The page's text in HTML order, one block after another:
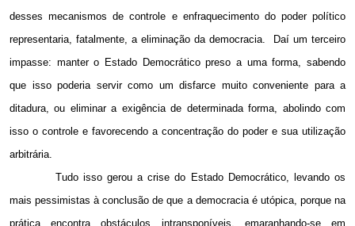
desses mecanismos de controle e enfraquecimento do poder político
representaria, fatalmente, a eliminação da democracia.
Daí um terceiro
impasse: manter o Estado Democrático preso a uma forma, sabendo
que isso poderia servir como um disfarce muito conveniente para a
ditadura, ou eliminar a exigência de determinada forma, abolindo com
isso o controle e favorecendo a concentração do poder e sua utilização
arbitrária.
Tudo isso gerou a crise do Estado Democrático, levando os
mais pessimistas à conclusão de que a democracia é utópica, porque na
prática encontra obstáculos intransponíveis, emaranhando-se em